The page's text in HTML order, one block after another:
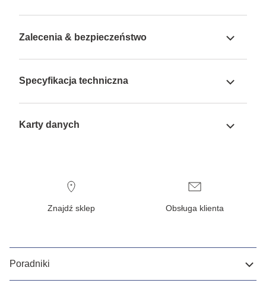
Zalecenia & bezpieczeństwo
Specyfikacja techniczna
Karty danych
Znajdź sklep Obsługa klienta
Poradniki